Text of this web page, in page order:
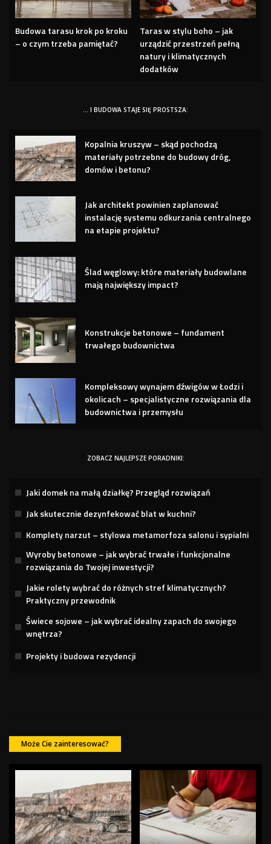
Budowa tarasu krok po kroku
– o czym trzeba pamiętać?
Taras w stylu boho – jak
urządzić przestrzeń pełną
natury i klimatycznych
dodatków
… I BUDOWA STAJE SIĘ PROSTSZA:
Kopalnia kruszyw – skąd pochodzą
materiały potrzebne do budowy dróg,
domów i betonu?
Jak architekt powinien zaplanować
instalację systemu odkurzania centralnego
na etapie projektu?
Ślad węglowy: które materiały budowlane
mają największy impact?
Konstrukcje betonowe – fundament
trwałego budownictwa
Kompleksowy wynajem dźwigów w Łodzi i
okolicach – specjalistyczne rozwiązania dla
budownictwa i przemysłu
ZOBACZ NAJLEPSZE PORADNIKI:
Jaki domek na małą działkę? Przegląd rozwiązań
Jak skutecznie dezynfekować blat w kuchni?
Komplety narzut – stylowa metamorfoza salonu i sypialni
Wyroby betonowe – jak wybrać trwałe i funkcjonalne
rozwiązania do Twojej inwestycji?
Jakie rolety wybrać do różnych stref klimatycznych?
Praktyczny przewodnik
Świece sojowe – jak wybrać idealny zapach do swojego
wnętrza?
Projekty i budowa rezydencji
Może Cie zainteresować?